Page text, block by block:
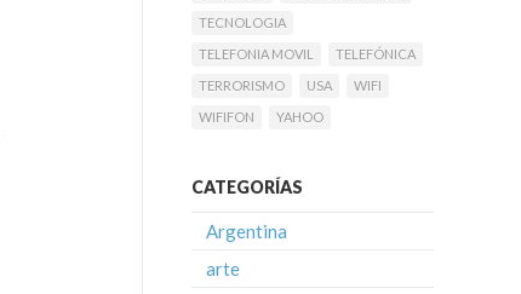
TECNOLOGIA
TELEFONIA MOVIL
TELEFÓNICA
TERRORISMO
USA
WIFI
WIFIFON
YAHOO
CATEGORÍAS
Argentina
arte